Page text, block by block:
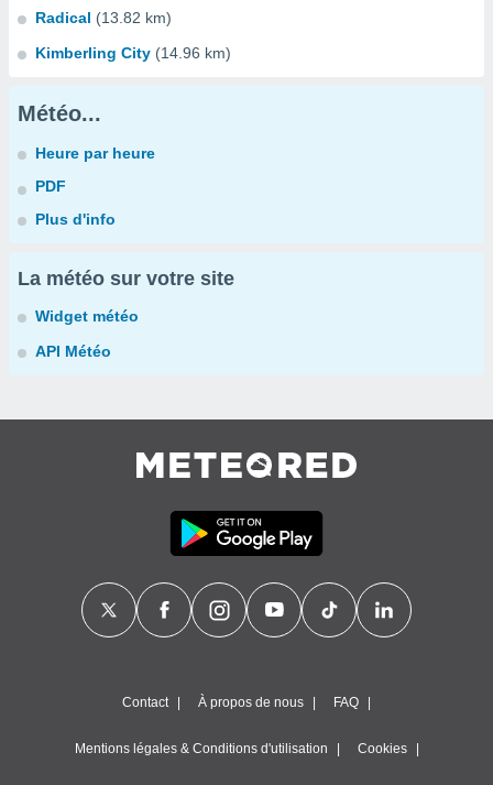
Radical (13.82 km)
Kimberling City (14.96 km)
Météo...
Heure par heure
PDF
Plus d'info
La météo sur votre site
Widget météo
API Météo
Contact À propos de nous FAQ
Mentions légales & Conditions d'utilisation Cookies